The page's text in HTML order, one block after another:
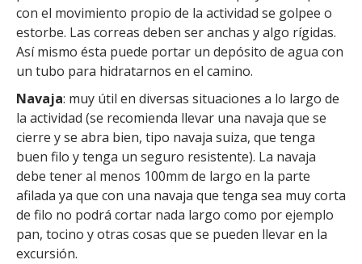
con el movimiento propio de la actividad se golpee o
estorbe. Las correas deben ser anchas y algo rígidas.
Así mismo ésta puede portar un depósito de agua con
un tubo para hidratarnos en el camino.
Navaja: muy útil en diversas situaciones a lo largo de
la actividad (se recomienda llevar una navaja que se
cierre y se abra bien, tipo navaja suiza, que tenga
buen filo y tenga un seguro resistente). La navaja
debe tener al menos 100mm de largo en la parte
afilada ya que con una navaja que tenga sea muy corta
de filo no podrá cortar nada largo como por ejemplo
pan, tocino y otras cosas que se pueden llevar en la
excursión.